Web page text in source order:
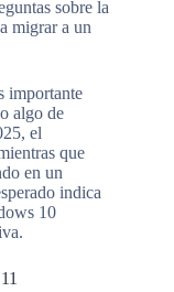
sobre la
migrar a un
importante
algo de
el
que
en un
indica
10